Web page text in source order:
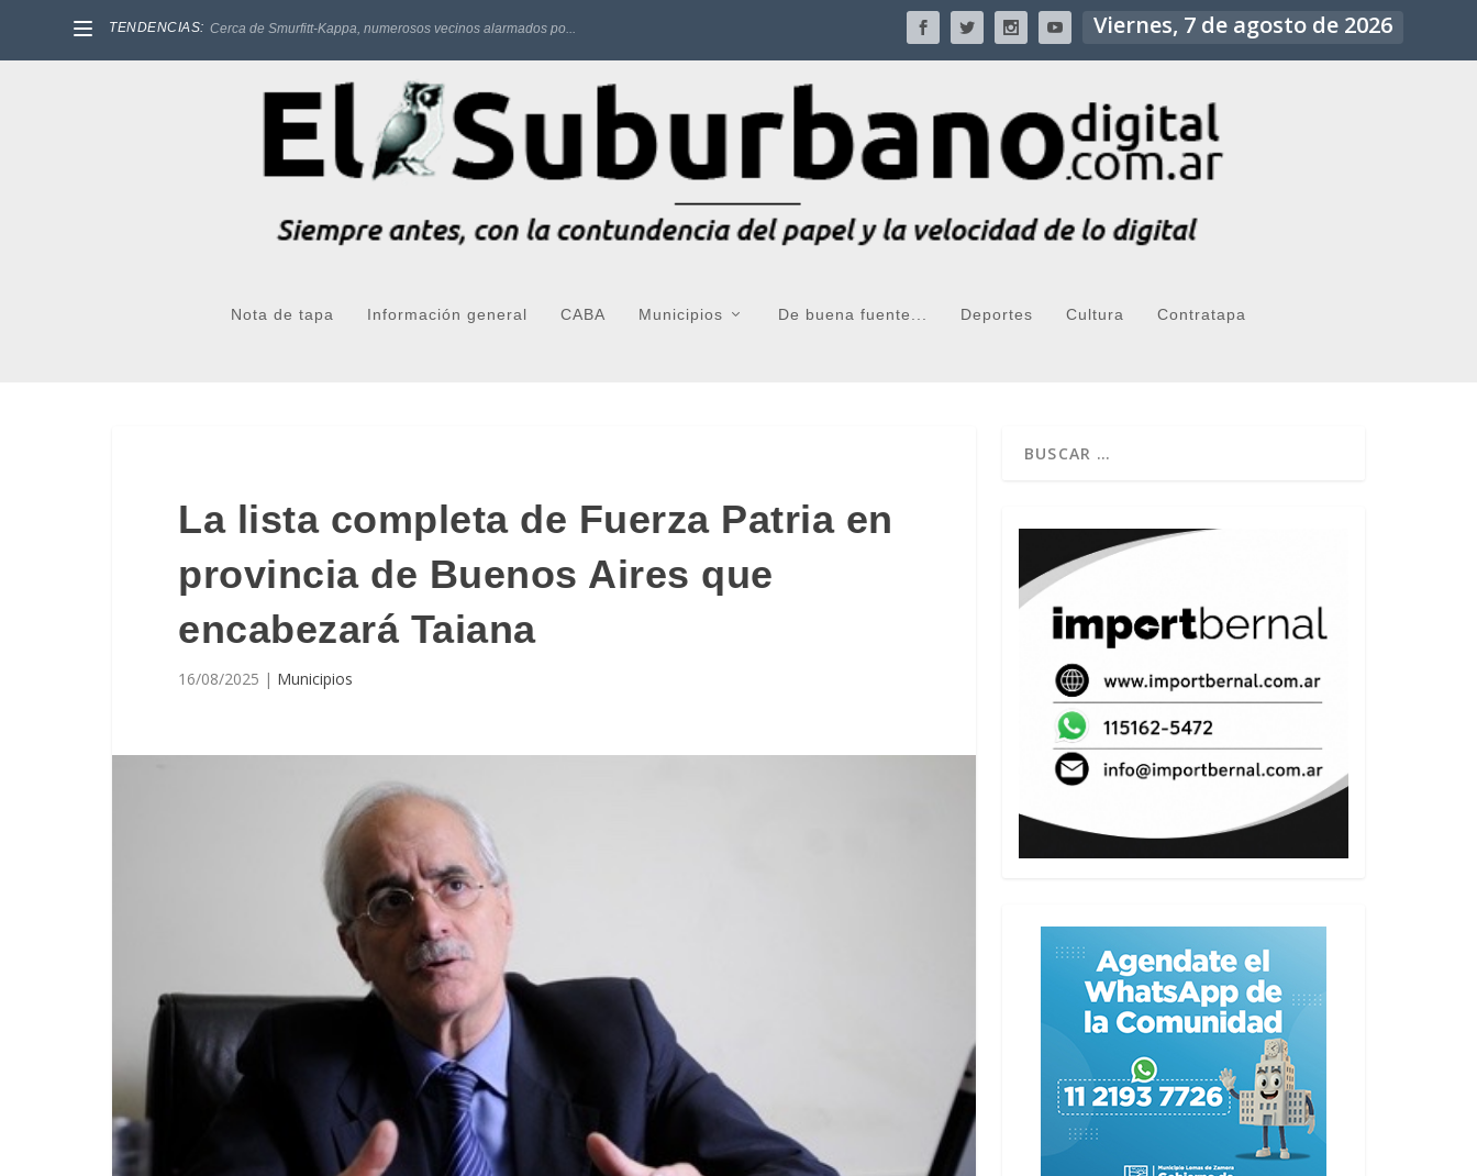
TENDENCIAS: Cerca de Smurfitt-Kappa, numerosos vecinos alarmados po... Viernes, 7 de agosto de 2026
Nota de tapa Información general CABA Municipios De buena fuente... Deportes Cultura Contratapa
La lista completa de Fuerza Patria en
provincia de Buenos Aires que
encabezará Taiana
16/08/2025 | Municipios